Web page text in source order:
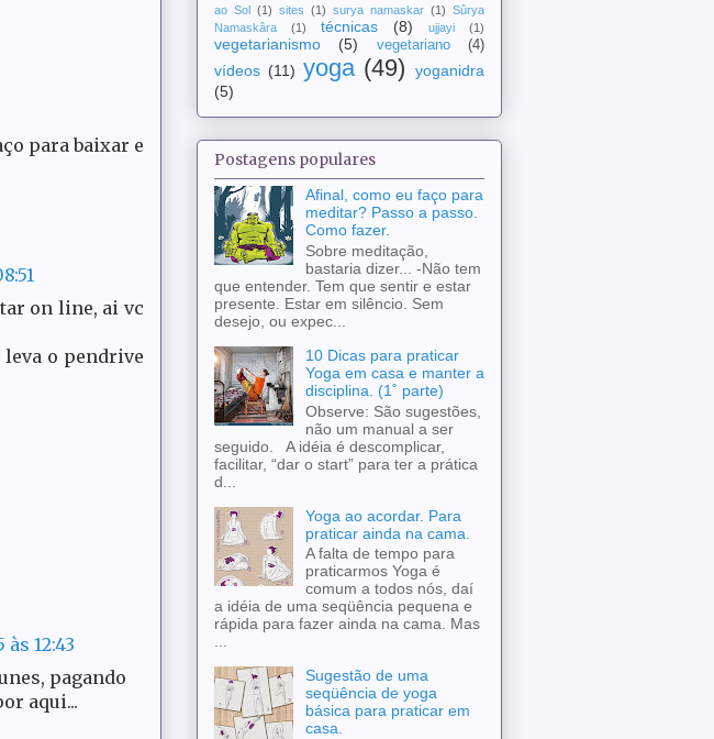
para baixar e
on line, ai vc
o pendrive
às 12:43
pagando
aqui...
ao Sol (1) sites (1) surya namaskar (1) Sûrya
Namaskâra
(1) técnicas (8) ujjayi (1)
vegetarianismo (5) vegetariano (4)
vídeos (11) yoga (49)
yoganidra
(5)
Postagens populares
Afinal, como eu faço para
meditar? Passo a passo.
Como fazer.
Sobre meditação,
bastaria dizer... -Não tem
que entender. Tem que sentir e estar
presente. Estar em silêncio. Sem
desejo, ou expec...
10 Dicas para praticar
Yoga em casa e manter a
disciplina. (1˚ parte)
Observe: São sugestões,
não um manual a ser
seguido. A idéia é descomplicar,
facilitar, “dar o start” para ter a prática
d...
Yoga ao acordar. Para
praticar ainda na cama.
A falta de tempo para
praticarmos Yoga é
comum a todos nós, daí
a idéia de uma seqüência pequena e
rápida para fazer ainda na cama. Mas
...
Sugestão de uma
seqüência de yoga
básica para praticar em
casa.